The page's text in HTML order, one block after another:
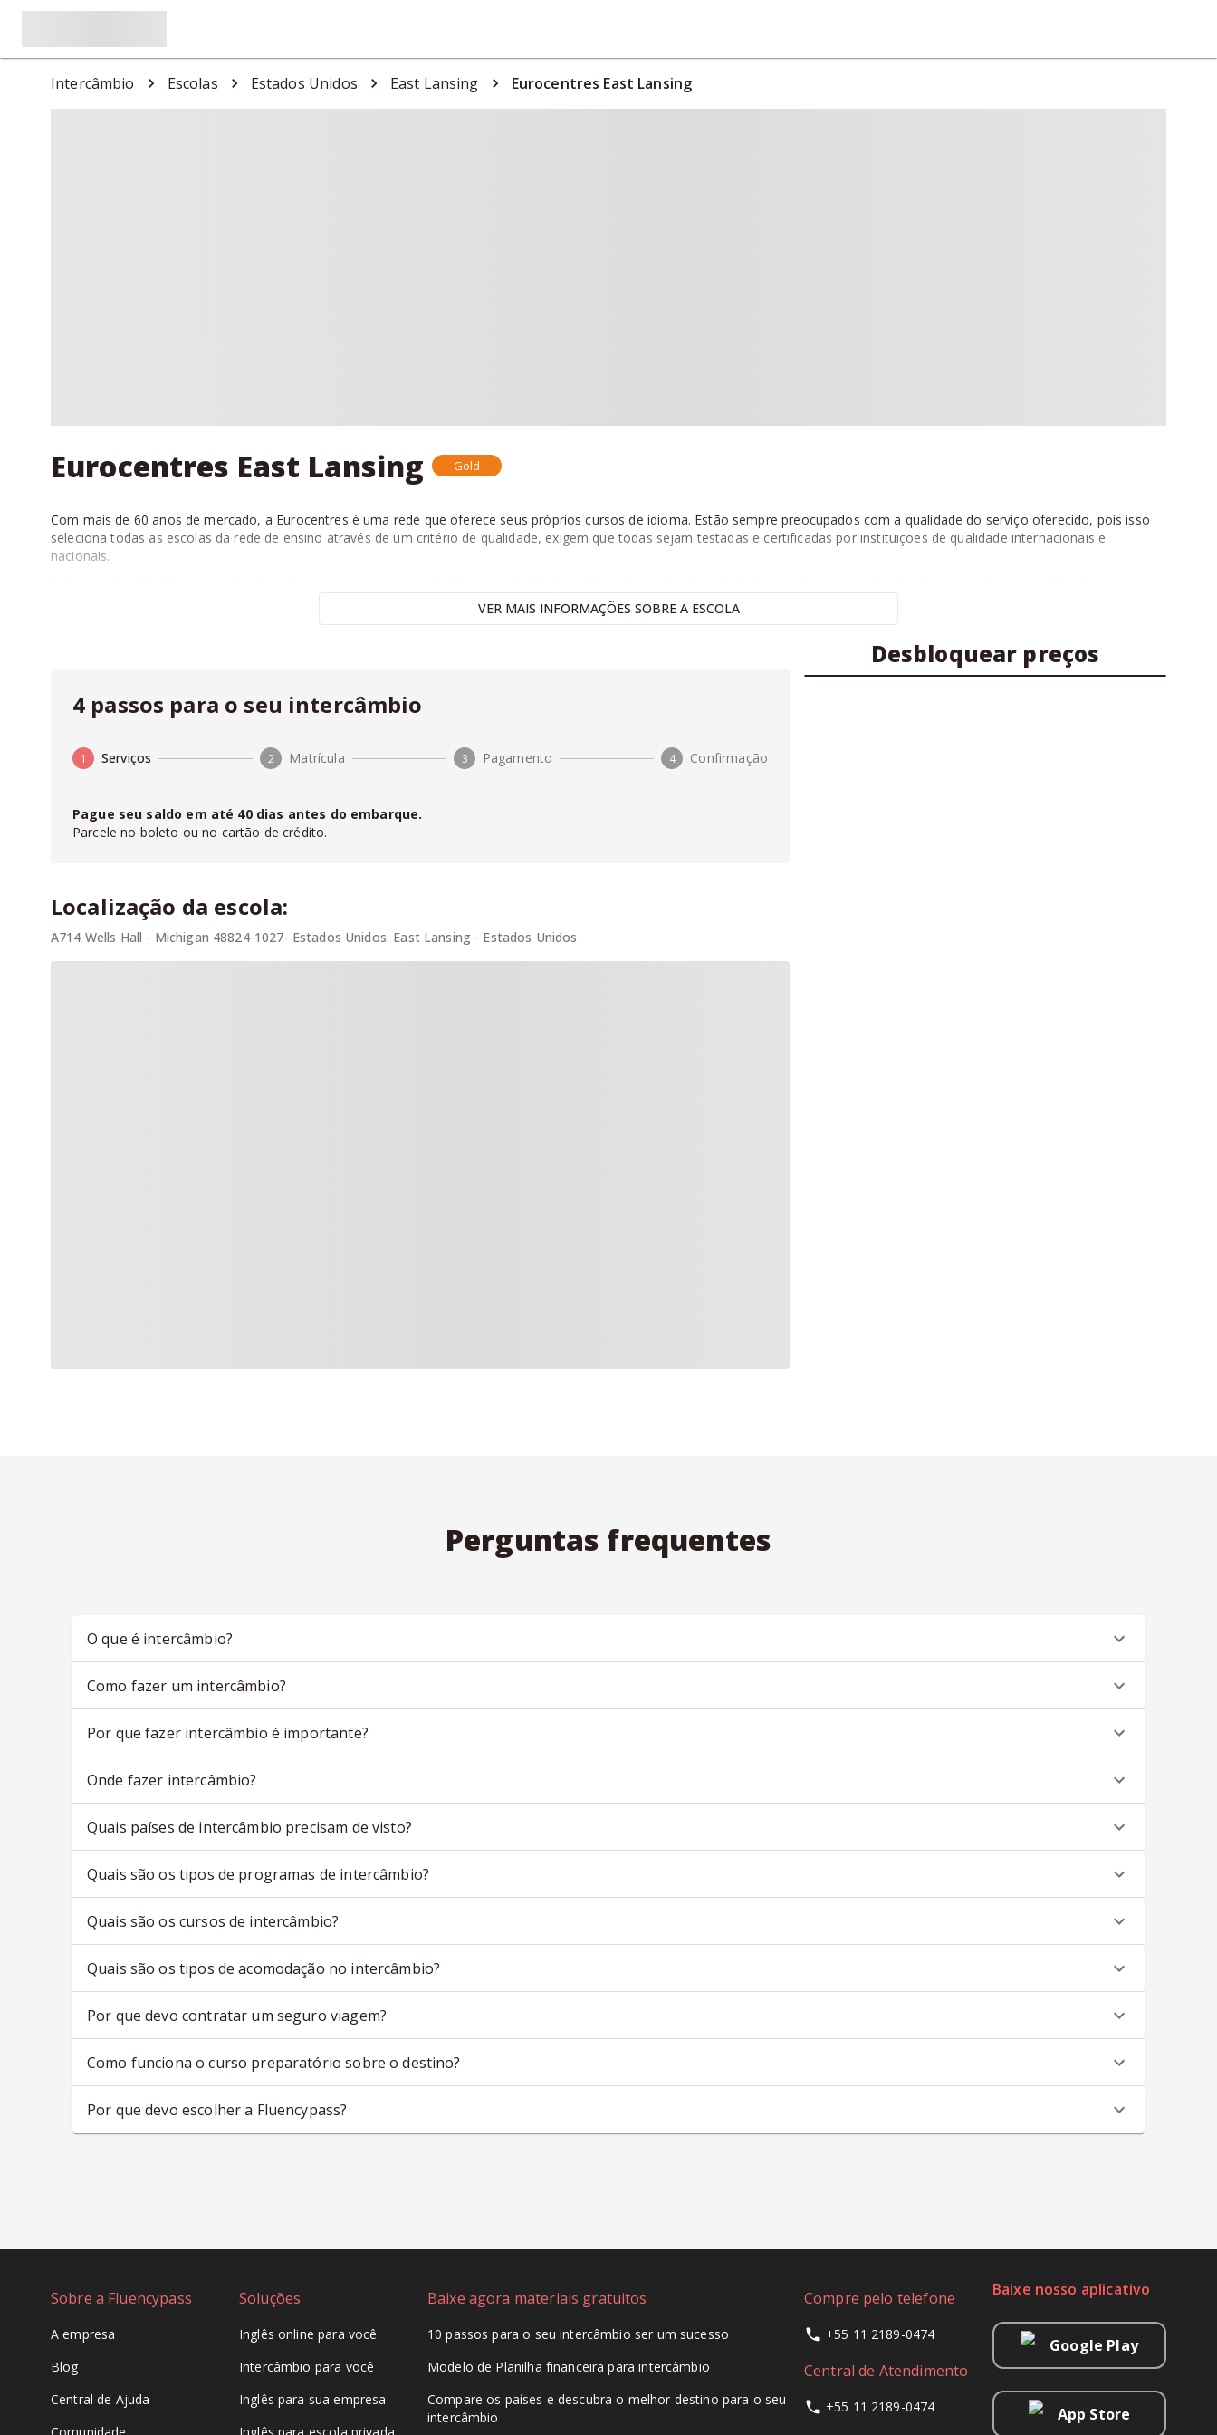
Intercâmbio Escolas Estados Unidos East Lansing Eurocentres East Lansing
Eurocentres East Lansing Gold
Com mais de 60 anos de mercado, a Eurocentres é uma rede que oferece seus próprios cursos de idioma. Estão sempre preocupados com a qualidade do serviço oferecido, pois isso
seleciona todas as escolas da rede de ensino através de um critério de qualidade, exigem que todas sejam testadas e certificadas por instituições de qualidade internacionais e
nacionais.
laboratório de áudio e vídeo, biblioteca e Wifi. Além disso, o aluno poderá usufruir da área de lazer que a Universidade oferece.
reservar seu intercâmbio no exteriorcom a ajuda dos nossos especialistas
VER MAIS INFORMAÇÕES SOBRE A ESCOLA
4 passos para o seu intercâmbio
1 Serviços 2 Matrícula 3 Pagamento 4 Confirmação
Pague seu saldo em até 40dias antes do embarque.
Parcele no boleto ou no cartão de crédito.
Localização da escola:
A714 Wells Hall - Michigan 48824-1027- Estados Unidos. East Lansing - Estados Unidos
Desbloquear preços
Perguntas frequentes
O que é intercâmbio?
Como fazer um intercâmbio?
Por que fazer intercâmbio é importante?
Onde fazer intercâmbio?
Quais países de intercâmbio precisam de visto?
Quais são os tipos de programas de intercâmbio?
Quais são os cursos de intercâmbio?
Quais são os tipos de acomodação no intercâmbio?
Por que devo contratar um seguro viagem?
Como funciona o curso preparatório sobre o destino?
Por que devo escolher a Fluencypass?
Sobre a Fluencypass
A empresa
Blog
Central de Ajuda
Soluções
Inglês online para você
Intercâmbio para você
Inglês para sua empresa
Baixe agora materiais gratuitos
10 passos para o seu intercâmbio ser um sucesso
Modelo de Planilha financeira para intercâmbio
Compare os países e descubra o melhor destino para o seu
intercâmbio
Compre pelo telefone
+55 11 2189-0474
Central de Atendimento
+55 11 2189-0474
Baixe nosso aplicativo
Google Play
App Store